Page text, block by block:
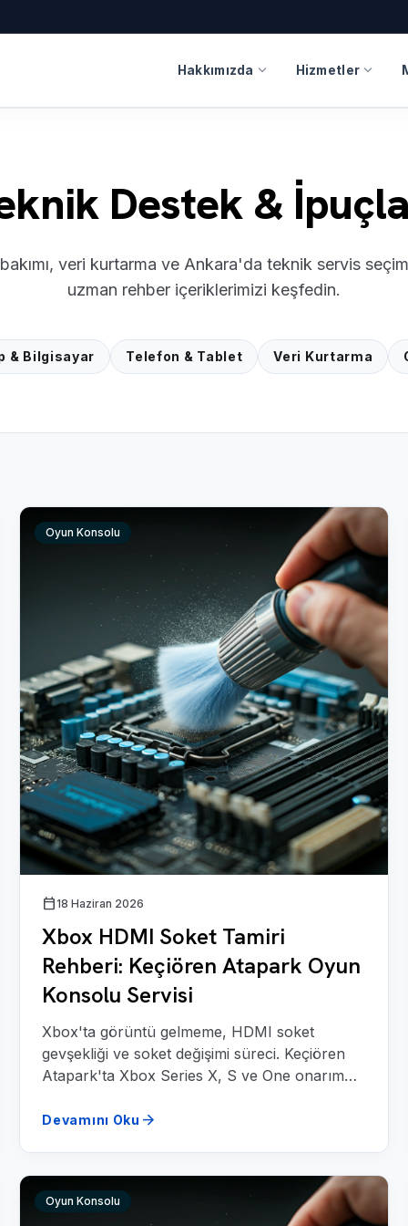
Hakkımızda expand_more Hizmetler expand_more
Destek &
veri kurtarma ve Ankara'da teknik servis
uzman rehber içeriklerimizi keşfedin.
& Bilgisayar Telefon & Tablet Veri Kurtarma
Oyun Konsolu
calendar_today18 Haziran 2026
Xbox HDMI Soket Tamiri
Rehberi: Keçiören Atapark Oyun
Konsolu Servisi
Xbox'ta görüntü gelmeme, HDMI soket
gevşekliği ve soket değişimi süreci. Keçiören
Atapark'ta Xbox Series X, S ve One onarım
Devamını Oku arrow_forward
Oyun Konsolu